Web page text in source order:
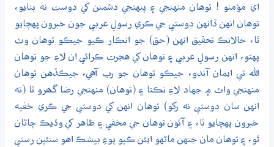
اي مؤمنو ! توهان منهنجي ۽ پنهنجي دشمنن کي دوست نه بنايو،
توهان انهن ڏانهن دوستي جي ڪري رسولِ عربي جون خبرون پهچايو
ٿا، حالانڪ تحقيق انهن (حق) جو انڪار ڪيو جيڪو توهان وٽ
پهتو، انهن رسولِ عربي ۽ توهان کي هجرت ڪرائي ان لاءِ جو توهان
الله تي ايمان آندو، جيڪو توهان جو رب آهي، جيڪڏهن توهان
منهنجي واٽ ۾ جهاد لاءِ نڪتا ۽ (توهان) منهنجي رضا گھرو ٿا (ته
انهن سان دوستي نه رکو) توهان انهن کي دوستي جي ڪري خفيه
خبرون پهچايو ٿا، ۽ آئون توهان جي مخفي ۽ ظاهر کي وڌيڪ ڄاڻان
ٿو، ۽ توهان مان جنهن ماڻهو ايئن ڪيو پوءِ بيشڪ اهو سنئين رستي